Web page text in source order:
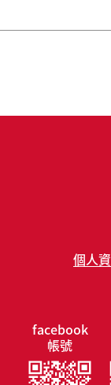
個人
facebook
帳號